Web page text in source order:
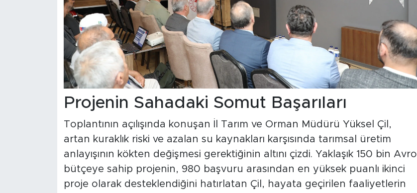
Projenin Sahadaki Somut Başarıları
Toplantının açılışında konuşan İl Tarım ve Orman Müdürü Yüksel Çil,
artan kuraklık riski ve azalan su kaynakları karşısında tarımsal üretim
anlayışının kökten değişmesi gerektiğinin altını çizdi. Yaklaşık 150 bin Avro
bütçeye sahip projenin, 980 başvuru arasından en yüksek puanlı ikinci
proje olarak desteklendiğini hatırlatan Çil, hayata geçirilen faaliyetlerin